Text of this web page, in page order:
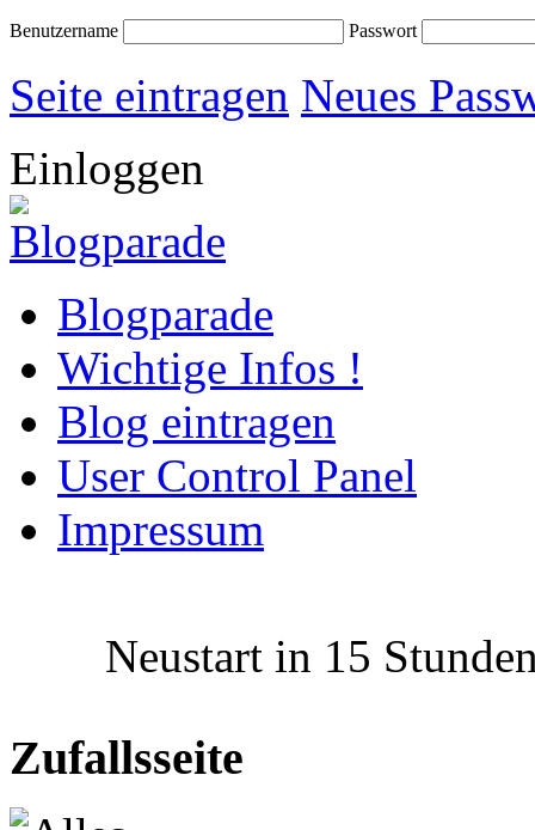
Benutzername Passwort
Seite eintragen Neues
Einloggen
Blogparade
Wichtige Infos !
Blog eintragen
User Control Panel
Impressum
Neustart in 15 Stunden
Zufallsseite